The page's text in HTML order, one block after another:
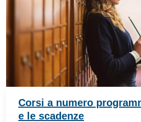
Corsi a numero
e le scadenze